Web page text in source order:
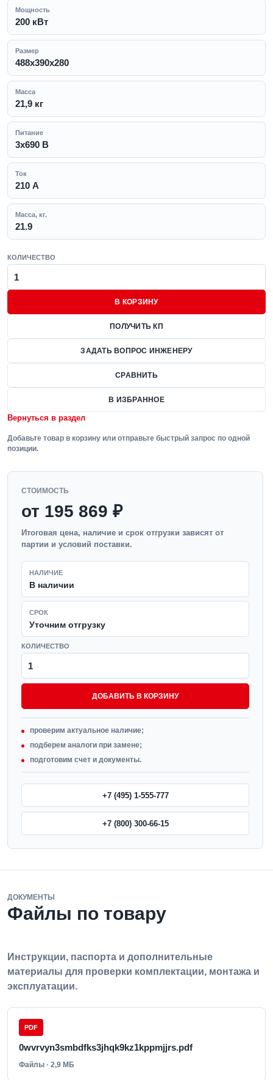
Мощность
200 кВт
Размер
488х390х280
Масса
21,9 кг
Питание
3x690 В
Ток
210 А
Масса, кг.
21.9
КОЛИЧЕСТВО
В КОРЗИНУ
ПОЛУЧИТЬ КП
ЗАДАТЬ ВОПРОС ИНЖЕНЕРУ
СРАВНИТЬ
В ИЗБРАННОЕ
Вернуться в раздел
Добавьте товар в корзину или отправьте быстрый запрос по одной
позиции.
СТОИМОСТЬ
от 195 869 ₽
Итоговая цена, наличие и срок отгрузки зависят от
партии и условий поставки.
НАЛИЧИЕ
В наличии
СРОК
Уточним отгрузку
КОЛИЧЕСТВО
ДОБАВИТЬ В КОРЗИНУ
проверим актуальное наличие;
подберем аналоги при замене;
подготовим счет и документы.
+7 (495) 1-555-777
+7 (800) 300-66-15
ДОКУМЕНТЫ
Файлы по товару
Инструкции, паспорта и дополнительные
материалы для проверки комплектации, монтажа и
эксплуатации.
PDF
0wvrvyn3smbdfks3jhqk9kz1kppmjjrs.pdf
Файлы · 2,9 МБ